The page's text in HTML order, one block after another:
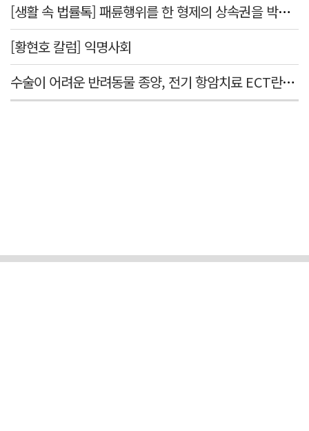
[생활 속 법률톡] 패륜행위를 한 형제의 상속권을 박탈시킬 수 있을까요
[황현호 칼럼] 익명사회
수술이 어려운 반려동물 종양, 전기 항암치료 ECT란? [반려동물 건강톡톡]